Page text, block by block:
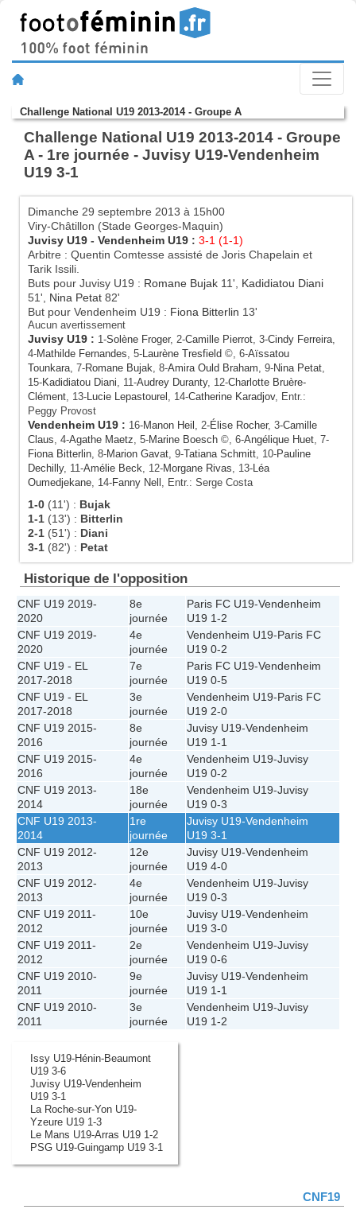
Challenge National U19 2013-2014 - Groupe A
Challenge National U19 2013-2014 - Groupe
A - 1re journée - Juvisy U19-Vendenheim
U19 3-1
Dimanche 29 septembre 2013 à 15h00
Viry-Châtillon (Stade Georges-Maquin)
Juvisy U19 - Vendenheim U19 : 3-1 (1-1)
Arbitre : Quentin Comtesse assisté de Joris Chapelain et
Tarik Issili.
Buts pour Juvisy U19 : Romane Bujak 11', Kadidiatou Diani
51', Nina Petat 82'
But pour Vendenheim U19 : Fiona Bitterlin 13'
Aucun avertissement
Juvisy U19 : 1-Solène Froger, 2-Camille Pierrot, 3-Cindy Ferreira,
4-Mathilde Fernandes, 5-Laurène Tresfield ©, 6-Aïssatou
Tounkara, 7-Romane Bujak, 8-Amira Ould Braham, 9-Nina Petat,
15-Kadidiatou Diani, 11-Audrey Duranty, 12-Charlotte Bruère-
Clément, 13-Lucie Lepastourel , 14-Catherine Karadjov, Entr.:
Peggy Provost
Vendenheim U19 : 16-Manon Heil , 2-Élise Rocher, 3-Camille
Claus, 4-Agathe Maetz, 5-Marine Boesch ©, 6-Angélique Huet, 7-
Fiona Bitterlin, 8-Marion Gavat, 9-Tatiana Schmitt, 10-Pauline
Dechilly, 11-Amélie Beck, 12-Morgane Rivas, 13-Léa
Oumedjekane, 14-Fanny Nell , Entr.: Serge Costa
1-0 (11') : Bujak
1-1 (13') : Bitterlin
2-1 (51') : Diani
3-1 (82') : Petat
Historique de l'opposition
CNF U19 2019-
2020
8e
journée
Paris FC U19-Vendenheim
U19 1-2
CNF U19 2019-
2020
4e
journée
Vendenheim U19-Paris FC
U19 0-2
CNF U19 - EL
2017-2018
7e
journée
Paris FC U19-Vendenheim
U19 0-5
CNF U19 - EL
2017-2018
3e
journée
Vendenheim U19-Paris FC
U19 2-0
CNF U19 2015-
2016
8e
journée
Juvisy U19-Vendenheim
U19 1-1
CNF U19 2015-
2016
4e
journée
Vendenheim U19-Juvisy
U19 0-2
CNF U19 2013-
2014
18e
journée
Vendenheim U19-Juvisy
U19 0-3
CNF U19 2013-
2014
1re
journée
Juvisy U19-Vendenheim
U19 3-1
CNF U19 2012-
2013
12e
journée
Juvisy U19-Vendenheim
U19 4-0
CNF U19 2012-
2013
4e
journée
Vendenheim U19-Juvisy
U19 0-3
CNF U19 2011-
2012
10e
journée
Juvisy U19-Vendenheim
U19 3-0
CNF U19 2011-
2012
2e
journée
Vendenheim U19-Juvisy
U19 0-6
CNF U19 2010-
2011
9e
journée
Juvisy U19-Vendenheim
U19 1-1
CNF U19 2010-
2011
3e
journée
Vendenheim U19-Juvisy
U19 1-2
Issy U19-Hénin-Beaumont
U19 3-6
Juvisy U19-Vendenheim
U19 3-1
La Roche-sur-Yon U19-
Yzeure U19 1-3
Le Mans U19-Arras U19 1-2
PSG U19-Guingamp U19 3-1
CNF19